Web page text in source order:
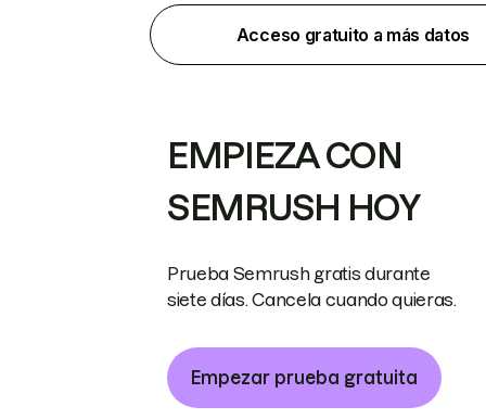
Acceso gratuito a más datos
EMPIEZA CON
SEMRUSH HOY
Prueba Semrush gratis durante
siete días. Cancela cuando quieras.
Empezar prueba gratuita